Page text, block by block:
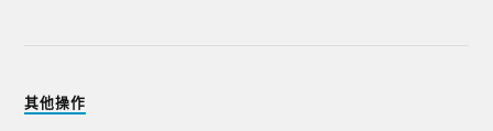
其他操作